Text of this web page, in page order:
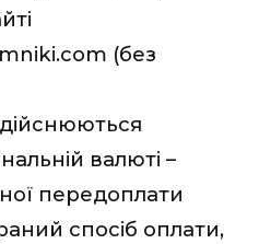
(без
валюті –
передоплати
спосіб оплати,